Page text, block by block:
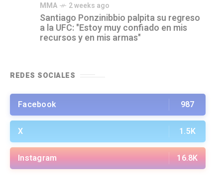
MMA 2 weeks ago
Santiago Ponzinibbio palpita su regreso
a la UFC: "Estoy muy confiado en mis
recursos y en mis armas"
REDES SOCIALES
Facebook 987
X 1.5K
Instagram 16.8K